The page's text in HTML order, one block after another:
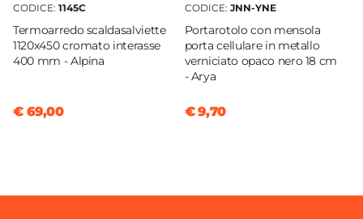
CODICE: 1145C
Termoarredo scaldasalviette
1120x450 cromato interasse
400 mm - Alpina
€ 69,00
CODICE: JNN-YNE
Portarotolo con mensola
porta cellulare in metallo
verniciato opaco nero 18 cm
- Arya
€ 9,70